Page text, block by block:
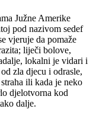
Južne Amerike
pod nazivom sedef
vjeruje da pomaže
liječi bolove,
lokalni je vidari i
zla djecu i odrasle,
ili kada je neko
djelotvorna kod
dalje.